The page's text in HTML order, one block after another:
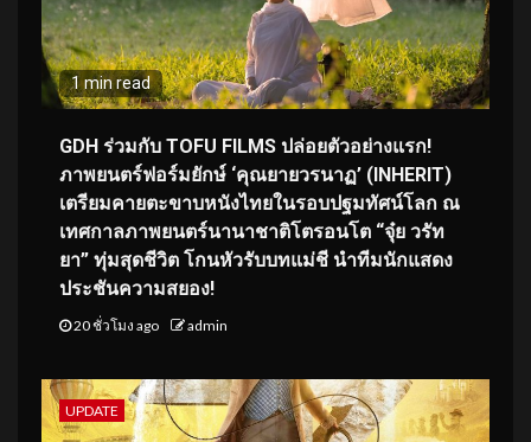
1 min read
GDH ร่วมกับ TOFU FILMS ปล่อยตัวอย่างแรก!
ภาพยนตร์ฟอร์มยักษ์ ‘คุณยายวรนาฏ’ (INHERIT)
เตรียมคายตะขาบหนังไทยในรอบปฐมทัศน์โลก ณ
เทศกาลภาพยนตร์นานาชาติโตรอนโต “จุ๋ย วรัท
ยา” ทุ่มสุดชีวิต โกนหัวรับบทแม่ชี นำทีมนักแสดง
ประชันความสยอง!
20 ชั่วโมง ago admin
UPDATE